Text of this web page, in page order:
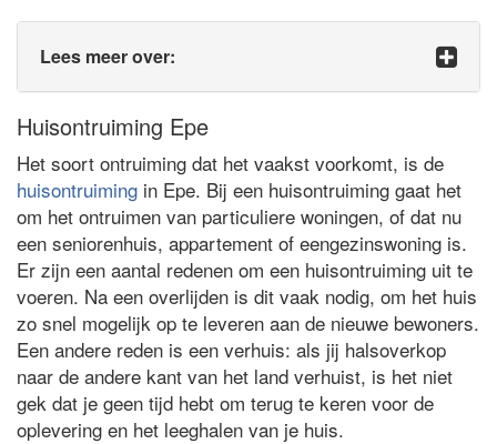
Lees meer over:
Huisontruiming Epe
Het soort ontruiming dat het vaakst voorkomt, is de
huisontruiming in Epe. Bij een huisontruiming gaat het
om het ontruimen van particuliere woningen, of dat nu
een seniorenhuis, appartement of eengezinswoning is.
Er zijn een aantal redenen om een huisontruiming uit te
voeren. Na een overlijden is dit vaak nodig, om het huis
zo snel mogelijk op te leveren aan de nieuwe bewoners.
Een andere reden is een verhuis: als jij halsoverkop
naar de andere kant van het land verhuist, is het niet
gek dat je geen tijd hebt om terug te keren voor de
oplevering en het leeghalen van je huis.